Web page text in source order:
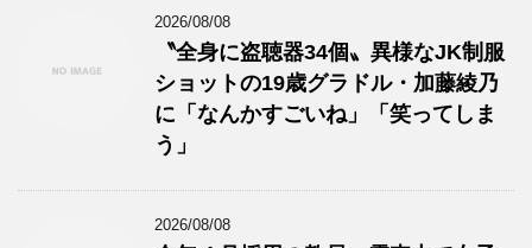
2026/08/08
〝全身に盗聴器34個〟異様なJK制服
ショットの19歳グラドル・加藤綾乃
に「なんかすごいね」「笑ってしま
う」
2026/08/08